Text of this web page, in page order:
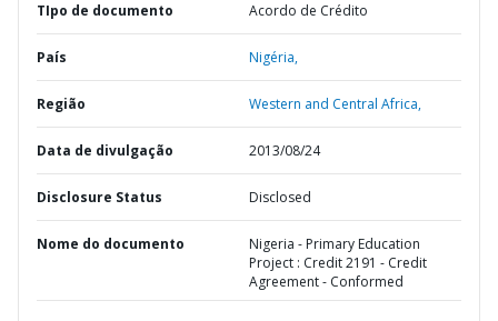
TIpo de documento Acordo de Crédito
País Nigéria,
Região Western and Central Africa,
Data de divulgação 2013/08/24
Disclosure Status Disclosed
Nome do documento
Nigeria - Primary Education
Project : Credit 2191 - Credit
Agreement - Conformed